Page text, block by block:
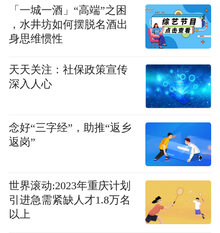
后市场专业服务商
「一城一酒」“高端”之困
，水井坊如何摆脱名酒出
身思维惯性
天天关注：社保政策宣传
深入人心
念好“三字经”，助推“返乡
返岗”
世界滚动:2023年重庆计划
引进急需紧缺人才1.8万名
以上